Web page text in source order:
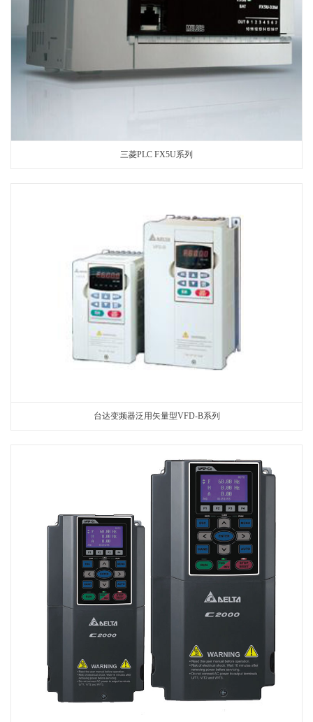
三菱PLC FX5U系列
台达变频器泛用矢量型VFD-B系列